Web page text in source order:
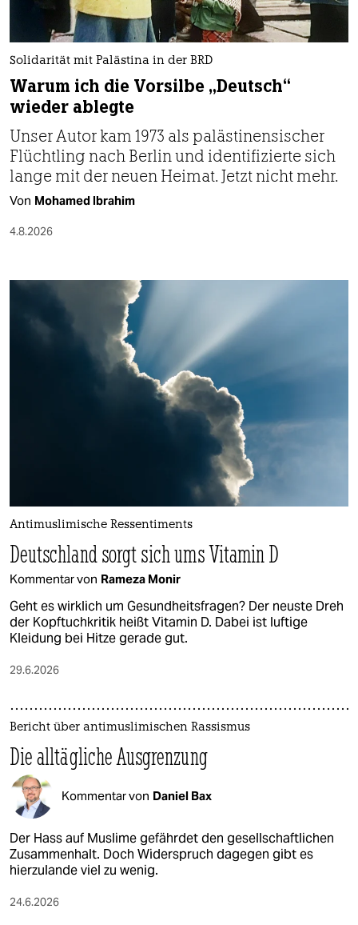
nord
verlag
verlag
veranstaltungen
shop
fragen & hilfe
genossenschaft
Solidarität mit Palästina in der BRD
Warum ich die Vorsilbe „Deutsch“
wieder ablegte
Unser Autor kam 1973 als palästinensischer
Flüchtling nach Berlin und identifizierte sich
lange mit der neuen Heimat. Jetzt nicht mehr.
Von Mohamed Ibrahim
4.8.2026
Antimuslimische Ressentiments
Deutschland sorgt sich ums Vitamin D
Kommentar von Rameza Monir
Geht es wirklich um Gesundheitsfragen? Der neuste Dreh
der Kopftuchkritik heißt Vitamin D. Dabei ist luftige
Kleidung bei Hitze gerade gut.
29.6.2026
Bericht über antimuslimischen Rassismus
Die alltägliche Ausgrenzung
Kommentar von Daniel Bax
Der Hass auf Muslime gefährdet den gesellschaftlichen
Zusammenhalt. Doch Widerspruch dagegen gibt es
hierzulande viel zu wenig.
24.6.2026